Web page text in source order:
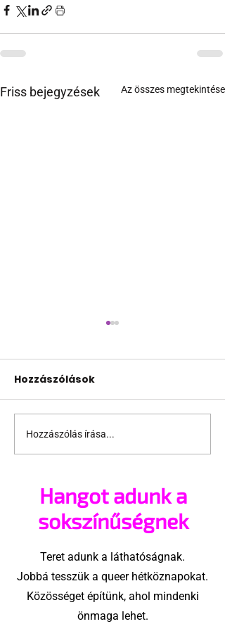
Friss bejegyzések Az összes megtekintése
Támogathatsz és
ajánlhatsz: Te is részt
megvalósításában
Hozzászólások
Hozzászólás írása...
Hangot adunk a
sokszínűségnek
Teret adunk a láthatóságnak.
Jobbá tesszük a queer hétköznapokat.
Közösséget építünk, ahol mindenki
önmaga lehet.